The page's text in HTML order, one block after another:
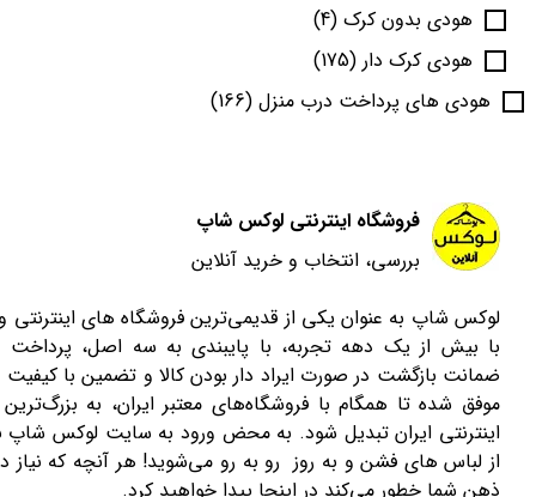
هودی بدون کرک (4)
هودی کرک دار (175)
هودی های پرداخت درب منزل (166)
فروشگاه اینترنتی لوکس شاپ
بررسی، انتخاب و خرید آنلاین
لوکس شاپ به عنوان یکی از قدیمی‌ترین فروشگاه های
با بیش از یک دهه تجربه، با پایبندی به سه اصل،
ضمانت بازگشت در صورت ایراد دار بودن کالا و تضمین با کیفیت
موفق شده تا همگام با فروشگاه‌های معتبر ایران، به
اینترنتی ایران تبدیل شود. به محض ورود به سایت لوکس شاپ
از لباس های فشن و به روز رو به رو می‌شوید! هر آنچه که نیاز
ذهن شما خطور می‌کند در اینجا پیدا خواهید کرد.